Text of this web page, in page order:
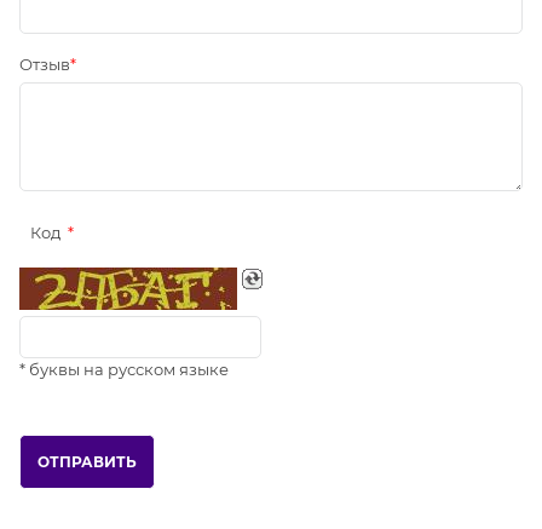
Отзыв
Код
* буквы на русском языке